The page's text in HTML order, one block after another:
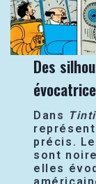
Des
Dans
précis.
sont
elles